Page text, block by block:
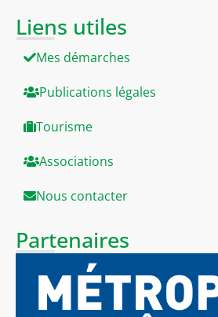
Liens utiles
Mes démarches
Publications légales
Tourisme
Associations
Nous contacter
Partenaires